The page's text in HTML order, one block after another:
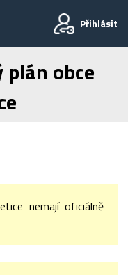
Přihlásit
plán obce
nemají oficiálně